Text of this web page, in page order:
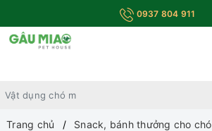
0937 804 911
Trang chủ
Snack, bánh thưởng cho chó